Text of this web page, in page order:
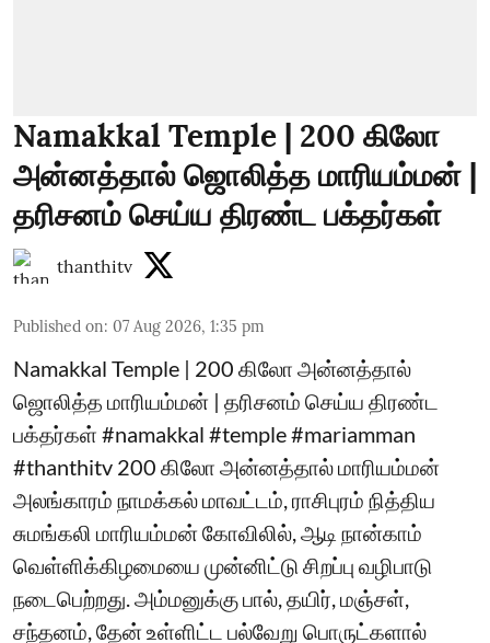
Namakkal Temple | 200 கிலோ
அன்னத்தால் ஜொலித்த மாரியம்மன் |
தரிசனம் செய்ய திரண்ட பக்தர்கள்
thanthitv
Published on: 07 Aug 2026, 1:35 pm
Namakkal Temple | 200 கிலோ அன்னத்தால்
ஜொலித்த மாரியம்மன் | தரிசனம் செய்ய திரண்ட
பக்தர்கள் #namakkal #temple #mariamman
#thanthitv 200 கிலோ அன்னத்தால் மாரியம்மன்
அலங்காரம் நாமக்கல் மாவட்டம், ராசிபுரம் நித்திய
சுமங்கலி மாரியம்மன் கோவிலில், ஆடி நான்காம்
வெள்ளிக்கிழமையை முன்னிட்டு சிறப்பு வழிபாடு
நடைபெற்றது. அம்மனுக்கு பால், தயிர், மஞ்சள்,
சந்தனம், தேன் உள்ளிட்ட பல்வேறு பொருட்களால்